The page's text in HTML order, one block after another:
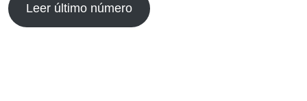
Leer último número